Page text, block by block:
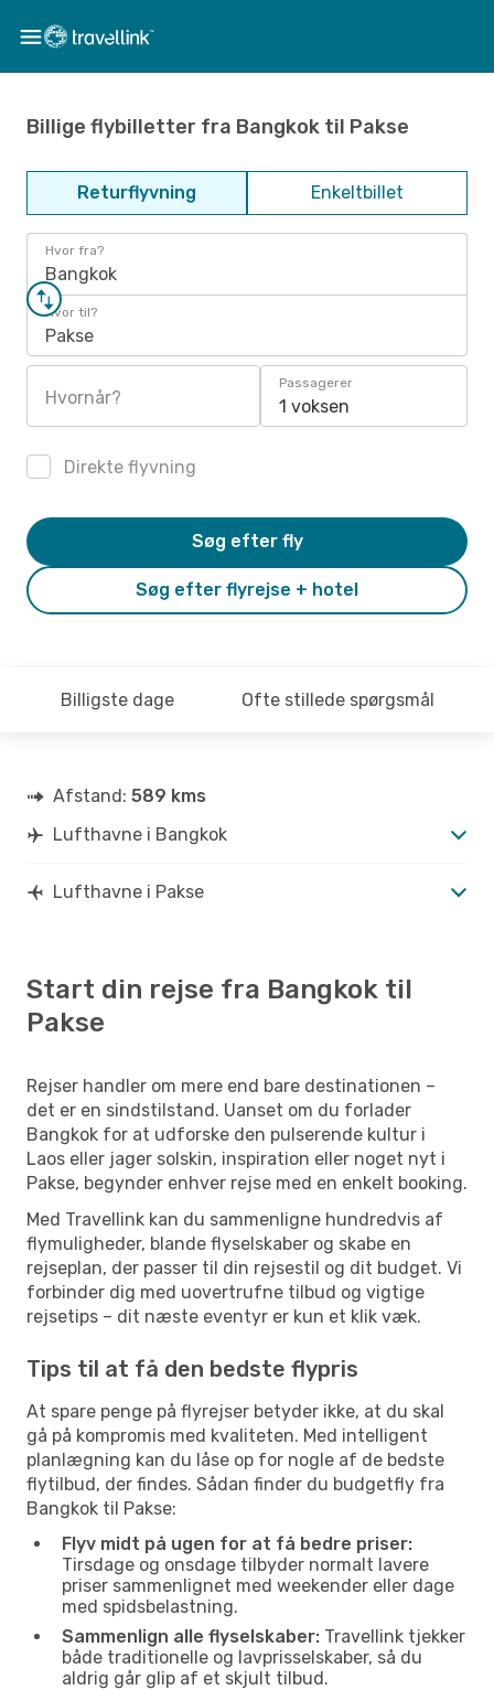
Billige flybilletter fra Bangkok til Pakse
Returflyvning Enkeltbillet
Hvor fra?
Bangkok
Hvor til?
Pakse
Hvornår?
Passagerer
1 voksen
Direkte flyvning
Søg efter flyrejse + hotel
Søg efter fly
Billigste dage Ofte stillede spørgsmål
Afstand: 589 kms
Lufthavne i Bangkok
Lufthavne i Pakse
Start din rejse fra Bangkok til
Pakse
Rejser handler om mere end bare destinationen –
det er en sindstilstand. Uanset om du forlader
Bangkok for at udforske den pulserende kultur i
Laos eller jager solskin, inspiration eller noget nyt i
Pakse, begynder enhver rejse med en enkelt booking.
Med Travellink kan du sammenligne hundredvis af
flymuligheder, blande flyselskaber og skabe en
rejseplan, der passer til din rejsestil og dit budget. Vi
forbinder dig med uovertrufne tilbud og vigtige
rejsetips – dit næste eventyr er kun et klik væk.
Tips til at få den bedste flypris
At spare penge på flyrejser betyder ikke, at du skal
gå på kompromis med kvaliteten. Med intelligent
planlægning kan du låse op for nogle af de bedste
flytilbud, der findes. Sådan finder du budgetfly fra
Bangkok til Pakse:
Flyv midt på ugen for at få bedre priser:
Tirsdage og onsdage tilbyder normalt lavere
priser sammenlignet med weekender eller dage
med spidsbelastning.
Sammenlign alle flyselskaber: Travellink tjekker
både traditionelle og lavprisselskaber, så du
aldrig går glip af et skjult tilbud.